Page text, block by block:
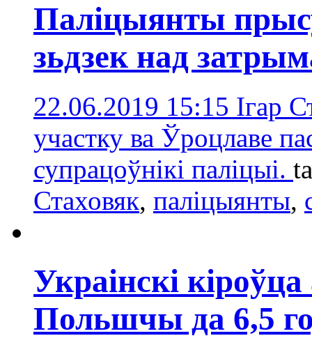
Паліцыянты
зьдзек над
22.06.2019 15:15 Ігар
участку ва Ўроцлаве
супрацоўнікі паліцыі.
Стаховяк, паліцыянты,
Украінскі
Польшчы да 6,5